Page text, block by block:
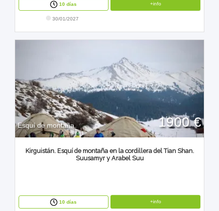
10 días +info
30/01/2027
Esquí de montaña 1900 €
Kirguistán. Esquí de montaña en la cordillera del Tian Shan.
Suusamyr y Arabel Suu
10 días +info